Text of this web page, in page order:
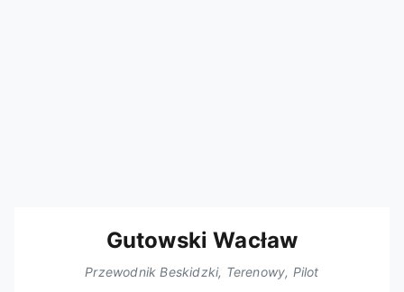
Gutowski Wacław
Przewodnik Beskidzki, Terenowy, Pilot